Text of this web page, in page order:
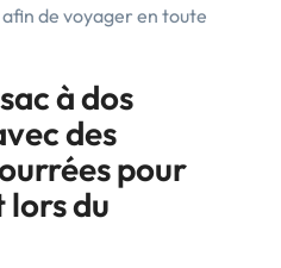
de voyager en toute
à dos
des
pour
du